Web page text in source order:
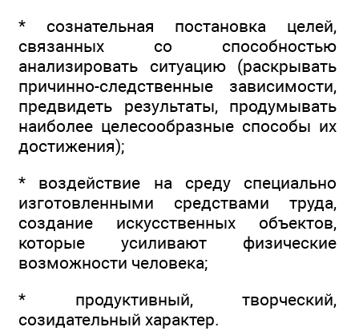
* сознательная постановка целей,
связанных со способностью
анализировать ситуацию (раскрывать
причинно-следственные зависимости,
предвидеть результаты, продумывать
наиболее целесообразные способы их
достижения);
* воздействие на среду специально
изготовленными средствами труда,
создание искусственных объектов,
которые усиливают физические
возможности человека;
* продуктивный, творческий,
созидательный характер.